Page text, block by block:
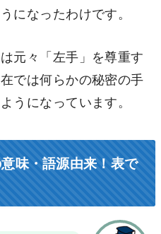
になったわけです。
元々「左手」を尊重す
では何らかの秘密の手
うになっています。
味・語源由来！表で